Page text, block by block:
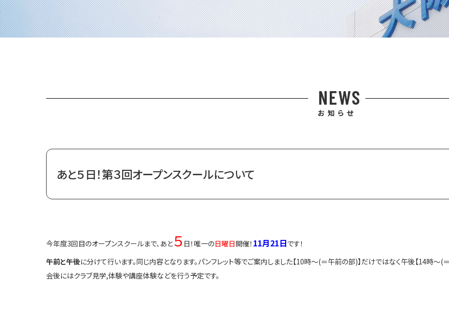
NEWS
お知らせ
あと５日！第３回オープンスクールについて
今年度3回目のオープンスクールまで、あと５ 日！唯一の日曜日開催！ 11月21日です！
午前と午後に分けて行います。同じ内容となります。パンフレット等でご案内しました【10時～(＝午前の部)】だけではなく午後【14時
会後にはクラブ見学,体験や講座体験などを行う予定です。